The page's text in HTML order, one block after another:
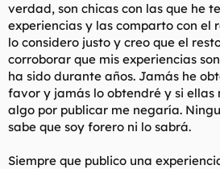
verdad, son chicas con las que he
experiencias y las comparto con el
lo considero justo y creo que el
corroborar que mis experiencias
ha sido durante años. Jamás he
favor y jamás lo obtendré y si ellas
algo por publicar me negaría.
sabe que soy forero ni lo sabrá.
Siempre que publico una